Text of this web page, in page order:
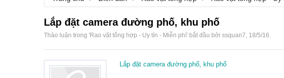
Lắp đặt camera đường phố, khu phố
Thảo luận trong 'Rao vặt tổng hợp - Uy tín - Miễn phí' bắt đầu bởi ssquan7, 18/5/16.
Lắp đặt camera đường phố, khu phố